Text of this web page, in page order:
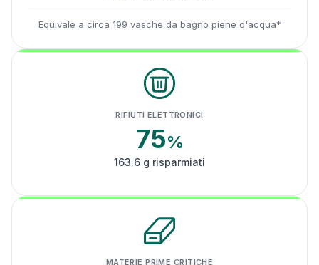
Equivale a circa 199 vasche da bagno piene d'acqua*
RIFIUTI ELETTRONICI
75%
163.6 g risparmiati
MATERIE PRIME CRITICHE